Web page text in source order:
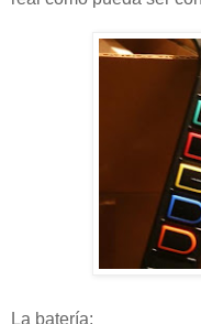
La batería: